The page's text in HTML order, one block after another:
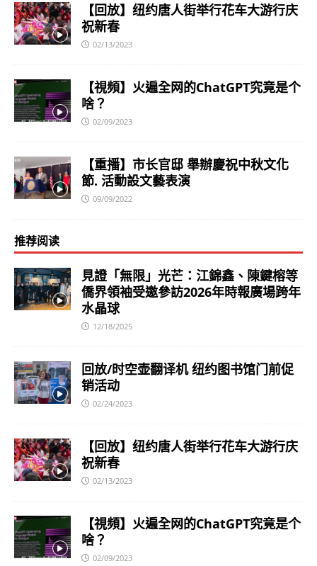
【回放】纽约唐人街举行花车大游行庆
祝新春
02/13/2023
【視頻】火遍全网的ChatGPT究竟是个
啥？
02/09/2023
【重播】市长官邸 舉辦慶祝中秋文化
節. 活動設文藝表演
09/09/2022
推荐阅读
見證「無限」光芒：江錦鑫、陳鍵榕等
僑界領袖受邀參訪2026年時報廣場跨年
水晶球
12/18/2025
回放/时空壶翻译机 纽约图书馆门前促
销活动
02/24/2023
【回放】纽约唐人街举行花车大游行庆
祝新春
02/13/2023
【視頻】火遍全网的ChatGPT究竟是个
啥？
02/09/2023